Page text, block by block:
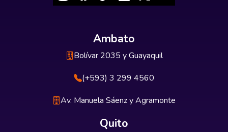
Ambato
Bolívar 2035 y Guayaquil
(+593) 3 299 4560
Av. Manuela Sáenz y Agramonte
Quito